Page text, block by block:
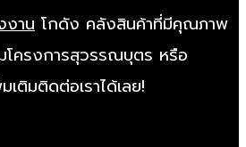
งาน โกดัง คลังสินค้าที่มีคุณภาพ
โครงการสุวรรณบุตร หรือ
เติมติดต่อเราได้เลย!